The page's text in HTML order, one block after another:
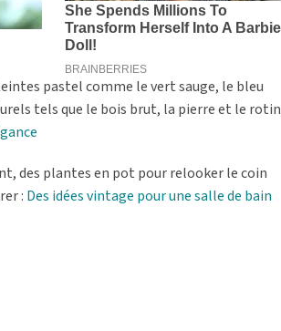
pastel comme le vert sauge, le bleu
tels que le bois brut, la pierre et le rotin
des plantes en pot pour relooker le coin
: Des idées vintage pour une salle de bain